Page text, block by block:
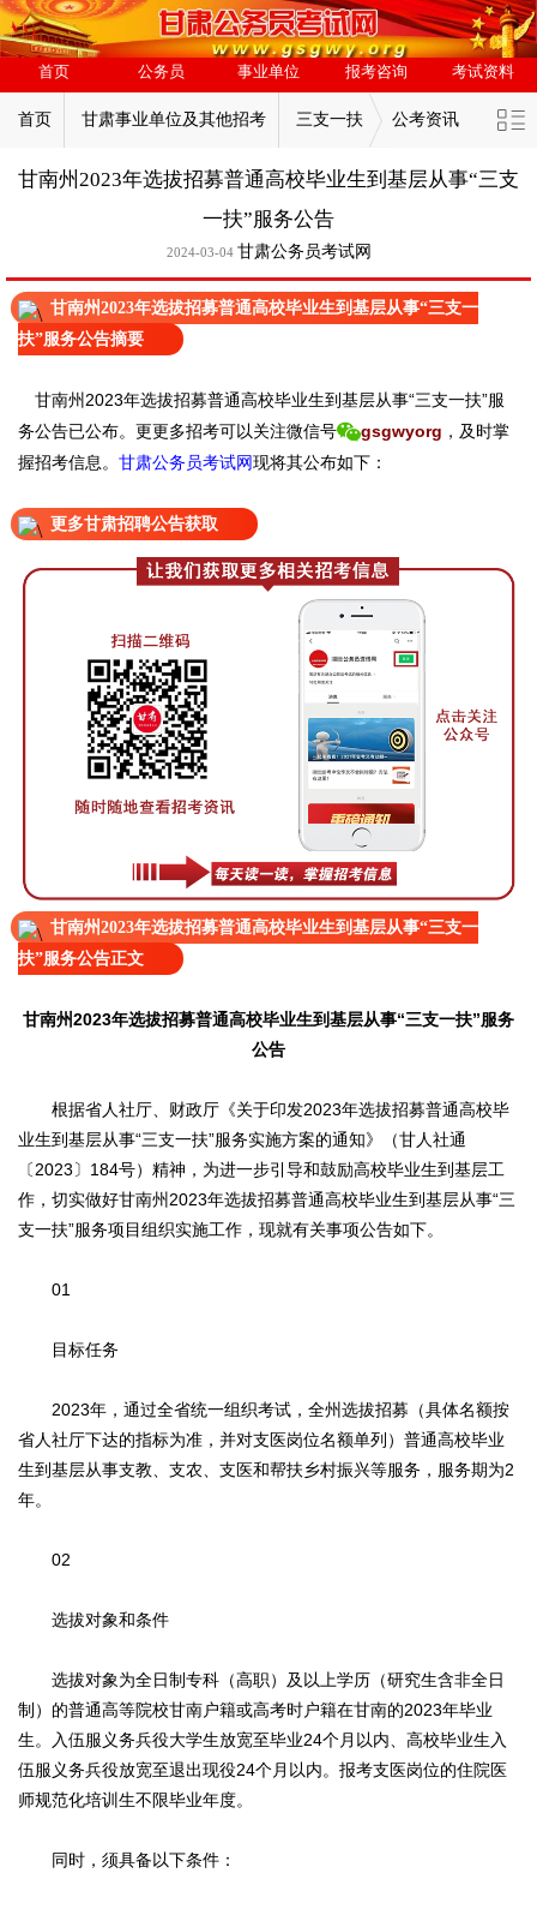
首页 公务员 事业单位 报考咨询 考试资料
首页 甘肃事业单位及其他招考 三支一扶 公考资讯
甘南州2023年选拔招募普通高校毕业生到基层从事“三支
一扶”服务公告
2024-03-04 甘肃公务员考试网
甘南州2023年选拔招募普通高校毕业生到基层从事“三支一
扶”服务公告摘要
甘南州2023年选拔招募普通高校毕业生到基层从事“三支一扶”服
务公告已公布。 更更多招考可以关注微信号 gsgwyorg ， 及时掌
握招考信息。 甘肃公务员考试网现将其公布如下：
更多甘肃招聘公告获取
甘南州2023年选拔招募普通高校毕业生到基层从事“三支一
扶”服务公告正文
甘南州2023年选拔招募普通高校毕业生到基层从事“三支一扶”服务
公告
根据省人社厅、财政厅《关于印发2023年选拔招募普通高校毕
业生到基层从事“三支一扶”服务实施方案的通知》（甘人社通
〔2023〕184号）精神，为进一步引导和鼓励高校毕业生到基层工
作，切实做好甘南州2023年选拔招募普通高校毕业生到基层从事“三
支一扶”服务项目组织实施工作，现就有关事项公告如下。
01
目标任务
2023年，通过全省统一组织考试，全州选拔招募（具体名额按
省人社厅下达的指标为准，并对支医岗位名额单列）普通高校毕业
生到基层从事支教、支农、支医和帮扶乡村振兴等服务，服务期为2
年。
02
选拔对象和条件
选拔对象为全日制专科（高职）及以上学历（研究生含非全日
制）的普通高等院校甘南户籍或高考时户籍在甘南的2023年毕业
生。入伍服义务兵役大学生放宽至毕业24个月以内、高校毕业生入
伍服义务兵役放宽至退出现役24个月以内。报考支医岗位的住院医
师规范化培训生不限毕业年度。
同时，须具备以下条件：